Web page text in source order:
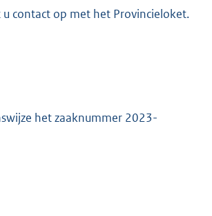
contact op met het Provincieloket.
het zaaknummer 2023-